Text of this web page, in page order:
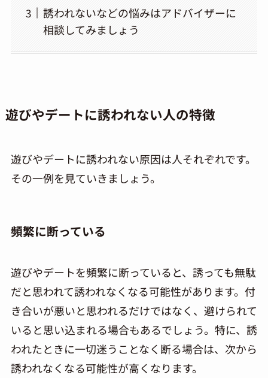
誘われないなどの悩みはアドバイザーに
相談してみましょう
遊びやデートに誘われない人の特徴
遊びやデートに誘われない原因は人それぞれです。
その一例を見ていきましょう。
頻繁に断っている
遊びやデートを頻繁に断っていると、誘っても無駄
だと思われて誘われなくなる可能性があります。付
き合いが悪いと思われるだけではなく、避けられて
いると思い込まれる場合もあるでしょう。特に、誘
われたときに一切迷うことなく断る場合は、次から
誘われなくなる可能性が高くなります。